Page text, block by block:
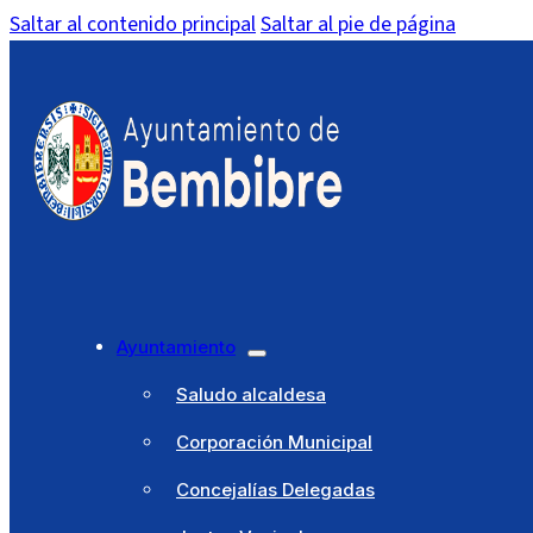
Saltar al contenido principalSaltar al pie de página
Ayuntamiento
Saludo alcaldesa
Corporación Municipal
Concejalías Delegadas